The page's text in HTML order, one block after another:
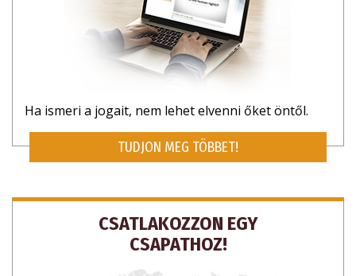
Ha ismeri a jogait, nem lehet elvenni őket öntől.
TUDJON MEG TÖBBET!
CSATLAKOZZON EGY
CSAPATHOZ!